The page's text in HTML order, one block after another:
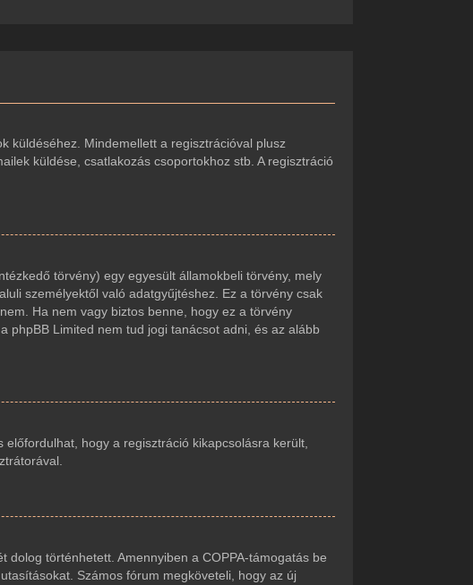
küldéséhez. Mindemellett a regisztrációval plusz
küldése, csatlakozás csoportokhoz stb. A regisztráció
törvény) egy egyesült államokbeli törvény, mely
személyektől való adatgyűjtéshez. Ez a törvény csak
Ha nem vagy biztos benne, hogy ez a törvény
phpBB Limited nem tud jogi tanácsot adni, és az alább
hogy a regisztráció kikapcsolásra került,
történhetett. Amennyiben a COPPA-támogatás be
Számos fórum megköveteli, hogy az új